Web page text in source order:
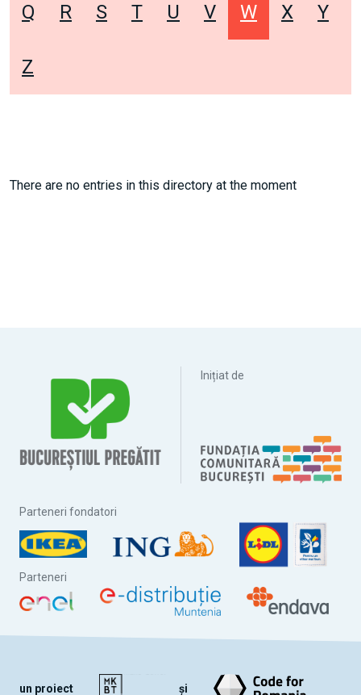
Q R S T U V W X Y
Z
There are no entries in this directory at the moment
Inițiat de
Parteneri fondatori
Parteneri
un proiect și